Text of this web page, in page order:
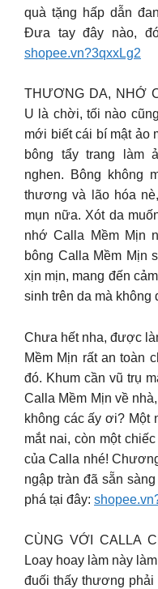
quà tặng hấp dẫn
Đưa tay đây nào,
shopee.vn?3qxxLg2
THƯƠNG DA, NHỚ
U là chời, tối nào
mới biết cái bí mật ảo
bông tẩy trang làm
nghen. Bông không
thương và lão hóa
mụn nữa. Xót da
nhớ Calla Mềm Mịn
bông Calla Mềm Mịn
xịn mịn, mang đến
sinh trên da mà không
Chưa hết nha, được
Mềm Mịn rất an toàn
đó. Khum cần vũ trụ
Calla Mềm Mịn về
không các ấy ơi? Một
mắt nai, còn một
của Calla nhé!
ngập tràn đã sẵn
phá tại đây:
CÙNG VỚI CALLA
Loay hoay làm này
đuối thấy thương